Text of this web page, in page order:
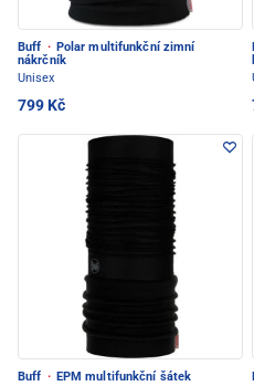
Buff · Polar multifunkční zimní
nákrčník
Unisex
799 Kč
Buff · EPM multifunkční šátek